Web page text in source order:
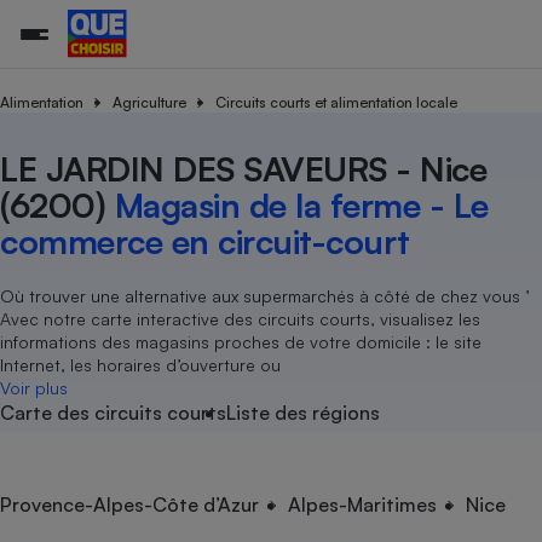
Alimentation Agriculture Circuits courts et alimentation locale
LE JARDIN DES SAVEURS - Nice
(6200) Magasin de la ferme - Le
commerce en circuit-court
Où trouver une alternative aux supermarchés à côté de chez vous ’
Avec notre carte interactive des circuits courts, visualisez les
informations des magasins proches de votre domicile : le site
Internet, les horaires d’ouverture ou
Voir plus
Carte des circuits courtsListe des régions
Provence-Alpes-Côte d’Azur Alpes-Maritimes Nice
Additifs
Produit alimentaire
Carburant
Magasin - Grande surface
Méthode de vente -
Organismes de défense
Système judiciairegratuit
Air
Achat - Vente - Travaux
Copropriété
Location
Sport
électrique
Démarche administrative
Famille
Senior
Service marchand
Train
Transport aérien
Toutes les actualités
Enquêtes
Guides d'achat
Conseils
Brèves
Tous les services
Soumettre un litige
Lettres types
Rencontrer une association locale
Tous nos combats
Nos actions
Nos grandes victoires
Les billets de la présidente
Nos associations locales
Nous rejoindre
En savoir plus sur Que Choisir Ensemble
nous ?
L’association
Nos missions
Notre méthodologie
Notre financement
Nos partenaires
Nous rejoindre